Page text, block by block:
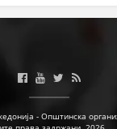
- Општинска